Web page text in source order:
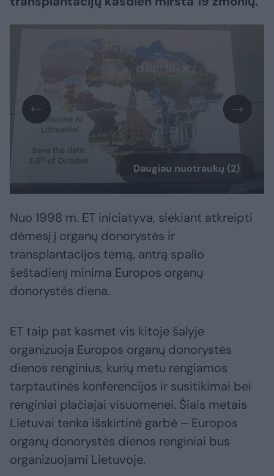
Daugiau nuotraukų (2)
Nuo 1998 m. ET iniciatyva, siekiant atkreipti
dėmesį į organų donorystės ir
transplantacijos temą, antrą spalio
šeštadienį minima Europos organų
donorystės diena.
ET taip pat kasmet vis kitoje šalyje
organizuoja Europos organų donorystės
dienos renginius, kurių metu rengiamos
tarptautinės konferencijos ir susitikimai bei
renginiai plačiajai visuomenei. Šiais metais
Lietuvai tenka išskirtinė garbė – Europos
organų donorystės dienos renginiai bus
organizuojami Lietuvoje.